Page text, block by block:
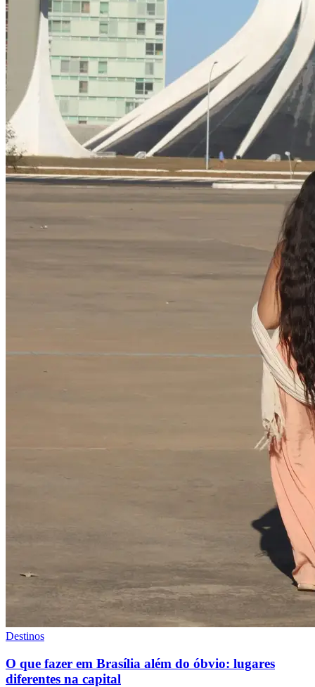
Destinos
O que fazer em Brasília além do óbvio: lugares
diferentes na capital